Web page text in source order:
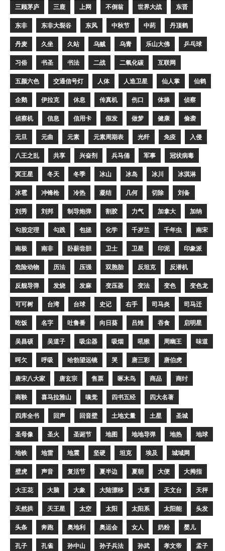
三顾茅庐 三鹿 上网 不倒翁 世界大战 东晋
东非 东非大裂谷 东风 中秋节 中药 丹顶鹤
丹麦 久坐 久站 乌贼 乌青 乐山大佛 乒乓球
习俗 书圣 书法 二战 二氧化碳 互联网
五颜六色 交通信号灯 人体 人造卫星 仙人掌 仙鹤
企鹅 伊拉克 休息 传真机 伤口 体操 侦察
侦察机 信息 信用卡 假发 做梦 健康 偷袭
元旦 元曲 元素 元素周期表 光纤 免疫 入侵
八王之乱 共享 兴奋剂 兵马俑 军事 冠状病毒
冥王星 冬天 冬季 冰山 冰岛 冰川 冰淇淋
冰雹 冲锋枪 冷热 凝结 几何 切除 刘备
刘秀 刘邦 制导炮弹 割胶 力气 加拿大 加纳
勾股定理 勾践 包拯 化学 千岁兰 千年虫 南宋
南极 南非 卧薪尝胆 卫士 卫星 印泥 印象派
危险动物 历法 压强 双胞胎 反坦克 反潜机
反舰导弹 发烧 发麻 变压器 变法 变色 变色龙
可可树 台湾 台球 史记 右手 司马炎 司马迁
吃饭 名字 吐鲁番 向日葵 吕雉 吞食 启明星
吴昌硕 吴道子 吸尘器 吸烟 吼猴 周幽王 味道
呵欠 呼吸 哈勃望远镜 哭 唐三彩 唐伯虎
唐宋八大家 唐玄宗 售票 啄木鸟 商品 商纣
商鞅 喜马拉雅山 嗅觉 四书五经 四大名著
四库全书 回声 回音壁 土地丈量 土星 圣城
圣母像 圣火 圣诞节 地图 地地导弹 地热 地球
地铁 地雷 地震 坚硬 坦克 埃及 城域网
壁虎 声音 复活节 夏半边 夏朝 大便 大拇指
大王花 大脑 大象 大陆漂移 大雁 天文台 天枰
天然拱 天王星 太空 太阳 太阳系 太阳能 头发
头条 奔跑 奥地利 奥运会 女人 奶粉 婴儿
孔子 孔雀 孙中山 孙子兵法 孙武 孝文帝 孟子